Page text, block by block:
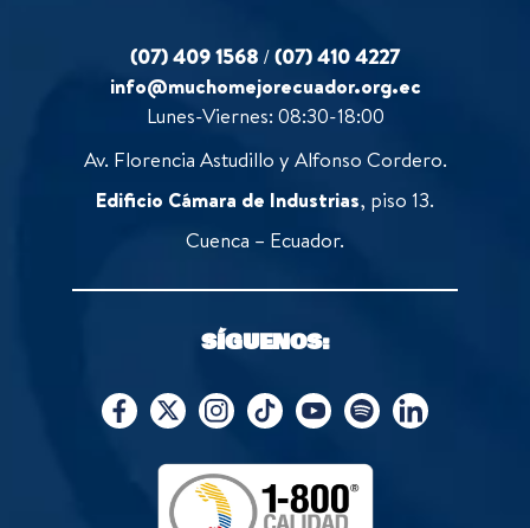
(07) 409 1568 /(07) 410 4227
info@muchomejorecuador.org.ec
Lunes-Viernes: 08:30-18:00
Av. Florencia Astudillo y Alfonso Cordero.
Edificio Cámara de Industrias, piso 13.
Cuenca – Ecuador.
SÍGUENOS: